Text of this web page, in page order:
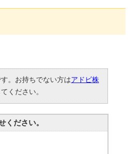
。お持ちでない方はアドビ株
ください。
ください。